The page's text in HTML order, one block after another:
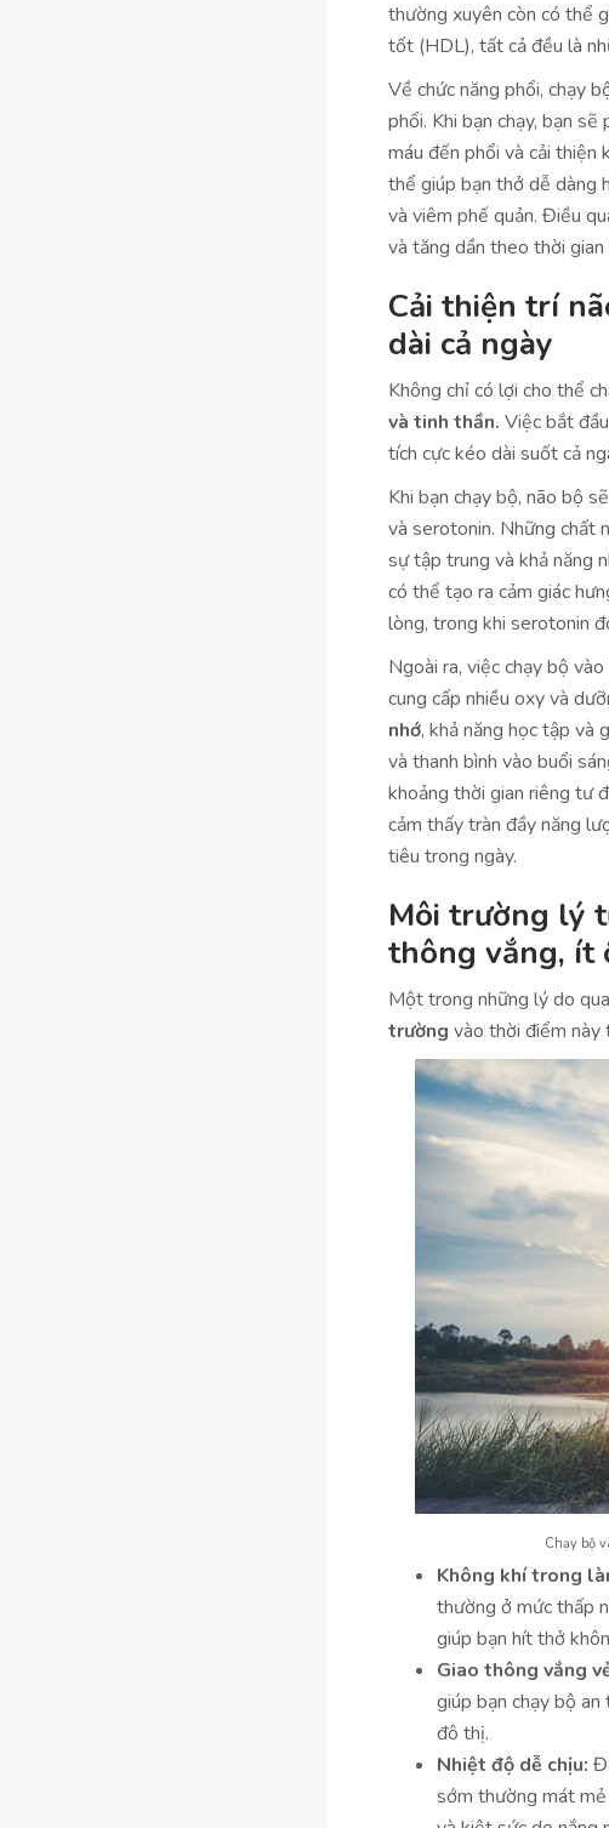
thường xuyên còn có thể
tốt (HDL), tất cả đều là
Về chức năng phổi, chạy
phổi. Khi bạn chạy, bạn
máu đến phổi và cải thiện
thể giúp bạn thở dễ dàng
và viêm phế quản. Điều
và tăng dần theo thời
Cải thiện trí
dài cả ngày
Không chỉ có lợi cho thể
và tinh thần. Việc bắt
tích cực kéo dài suốt cả
Khi bạn chạy bộ, não bộ
và serotonin. Những chất
sự tập trung và khả năng
có thể tạo ra cảm giác
lòng, trong khi serotonin
Ngoài ra, việc chạy bộ
cung cấp nhiều oxy và
nhớ, khả năng học tập và
và thanh bình vào buổi
khoảng thời gian riêng tư
cảm thấy tràn đầy năng
tiêu trong ngày.
Môi trường lý
thông vắng, ít
Một trong những lý do
trường vào thời điểm này
Chạy bộ
Không khí trong
thường ở mức thấp
giúp bạn hít thở
Giao thông vắng
giúp bạn chạy bộ
đô thị.
Nhiệt độ dễ chịu:
sớm thường mát